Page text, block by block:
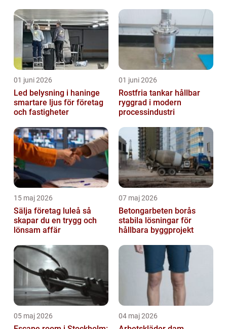
01 juni 2026
Led belysning i haninge
smartare ljus för företag
och fastigheter
01 juni 2026
Rostfria tankar hållbar
ryggrad i modern
processindustri
15 maj 2026
Sälja företag luleå så
skapar du en trygg och
lönsam affär
07 maj 2026
Betongarbeten borås
stabila lösningar för
hållbara byggprojekt
05 maj 2026 04 maj 2026